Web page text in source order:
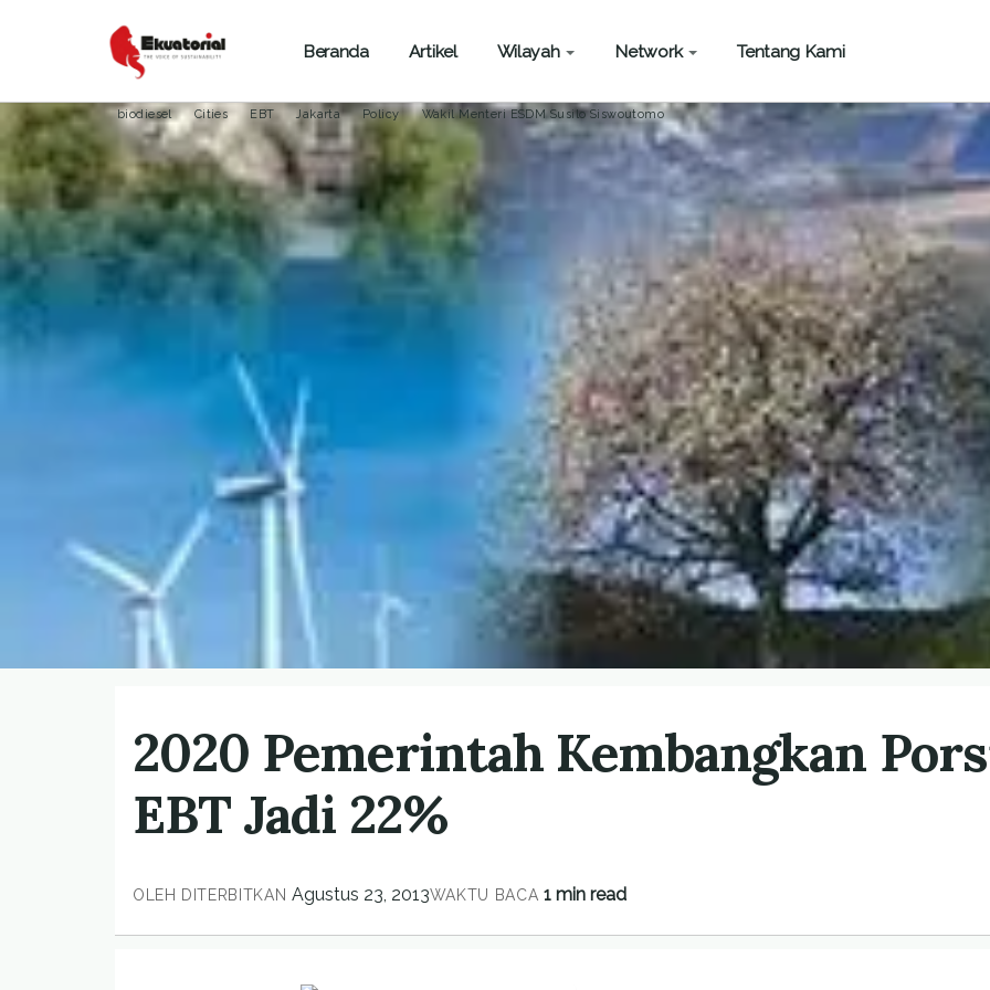
Beranda Artikel Wilayah Network Tentang Kami
ENERGI
biodiesel Cities EBT Jakarta Policy Wakil Menteri ESDM Susilo Siswoutomo
2020 Pemerintah Kembangkan
EBT Jadi 22%
OLEH DITERBITKAN Agustus 23, 2013WAKTU BACA 1 min read